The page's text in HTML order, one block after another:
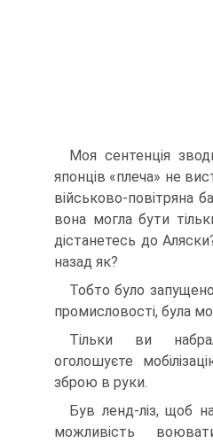
Моя сентенція
японців «пле­ча» не
військово-повітряна
вона могла бути
дістанетесь до
назад як?
Тобто було
промисловос­ті, була
Тільки ви
оголошуєте
зброю в руки.
Був ленд-ліз, щоб
можливість